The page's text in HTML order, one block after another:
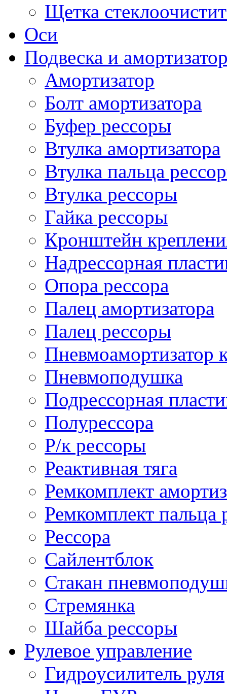
Щетка
Оси
Подвеска и
Амортизатор
Болт амортизатора
Буфер рессоры
Втулка амортизатора
Втулка пальца
Втулка рессоры
Гайка рессоры
Кронштейн
Надрессорная
Опора рессора
Палец амортизатора
Палец рессоры
Пневмоамортизатор
Пневмоподушка
Подрессорная
Полурессора
Р/к рессоры
Реактивная тяга
Ремкомплект
Ремкомплект пальца
Рессора
Сайлентблок
Стакан
Стремянка
Шайба рессоры
Рулевое управление
Гидроусилитель руля